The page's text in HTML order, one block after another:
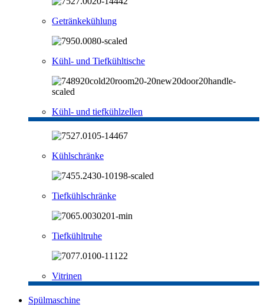
Getränkekühlung
Kühl- und Tiefkühltische
Kühl- und tiefkühlzellen
Kühlschränke
Tiefkühlschränke
Tiefkühltruhe
Vitrinen
Spülmaschine